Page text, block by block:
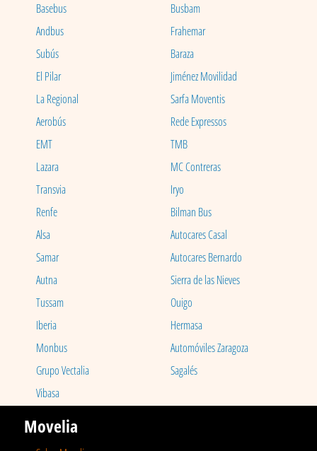
Basebus
Busbam
Andbus
Frahemar
Subús
Baraza
El Pilar
Jiménez Movilidad
La Regional
Sarfa Moventis
Aerobús
Rede Expressos
EMT
TMB
Lazara
MC Contreras
Transvia
Iryo
Renfe
Bilman Bus
Alsa
Autocares Casal
Samar
Autocares Bernardo
Autna
Sierra de las Nieves
Tussam
Ouigo
Iberia
Hermasa
Monbus
Automóviles Zaragoza
Grupo Vectalia
Sagalés
Vibasa
Movelia